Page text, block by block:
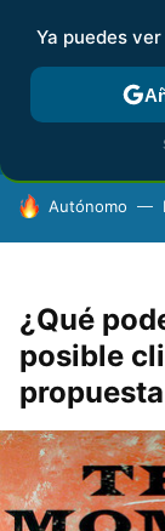
FISCALIDAD Y
HOY SE
Autónomo
¿Qué
posible
Ya puedes